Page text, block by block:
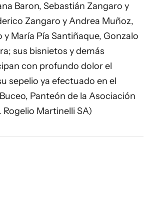
Baron, Sebastián Zangaro y
Zangaro y Andrea Muñoz,
y María Pía Santiñaque, Gonzalo
sus bisnietos y demás
con profundo dolor el
sepelio ya efectuado en el
Panteón de la Asociación
Rogelio Martinelli SA)